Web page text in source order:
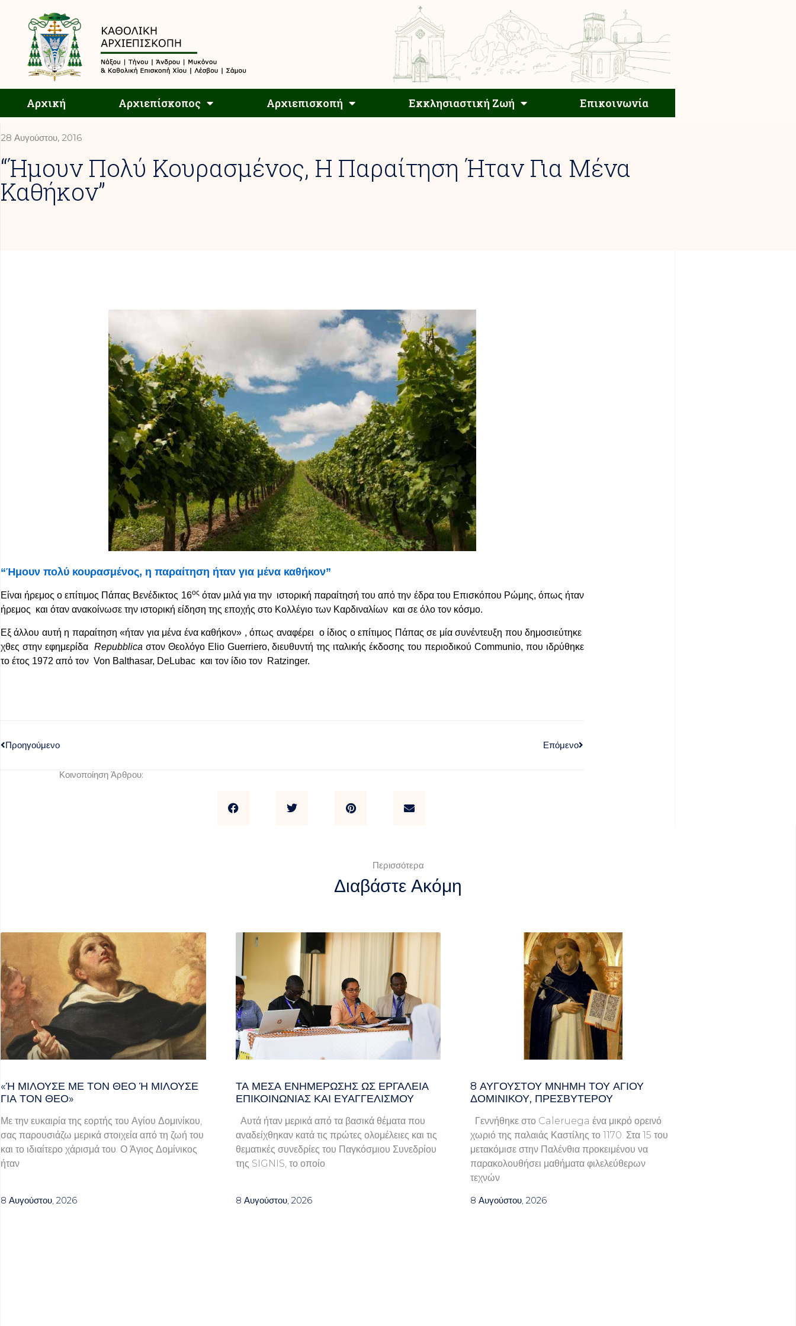
Αρχική Αρχιεπίσκοπος Αρχιεπισκοπή Εκκλησιαστική Ζωή Επικοινωνία
Αρχιεπισκοπή Εκκλησιαστική Ζωή Επικοινωνία
28 Αυγούστου, 2016
“Ήμουν Πολύ Κουρασμένος, Η Παραίτηση Ήταν Για Μένα
Καθήκον”
“Ήμουν πολύ κουρασμένος, η παραίτηση ήταν για μένα καθήκον”
Είναι ήρεμος ο επίτιμος Πάπας Βενέδικτος 16οςόταν μιλά για την ιστορική παραίτησή του από την έδρα του Επισκόπου Ρώμης, όπως ήταν
ήρεμος και όταν ανακοίνωσε την ιστορική είδηση της εποχής στο Κολλέγιο των Καρδιναλίων και σε όλο τον κόσμο.
Εξ άλλου αυτή η παραίτηση «ήταν για μένα ένα καθήκον» , όπως αναφέρει ο ίδιος ο επίτιμος Πάπας σε μία συνέντευξη που δημοσιεύτηκε
χθες στην εφημερίδα Repubblica στον Θεολόγο Elio Guerriero, διευθυντή της ιταλικής έκδοσης του περιοδικού Communio, που ιδρύθηκε
το έτος 1972 από τον Von Balthasar, DeLubac και τον ίδιο τον Ratzinger.
Προηγούμενο Επόμενο
Κοινοποίηση Άρθρου:
Περισσότερα
Διαβάστε Ακόμη
«Ή ΜΙΛΟΎΣΕ ΜΕ ΤΟΝ ΘΕΌ Ή ΜΙΛΟΎΣΕ ΓΙ
Α ΤΟΝ ΘΕΌ»
Με την ευκαιρία της εορτής του Αγίου Δομινίκου,
σας παρουσιάζω μερικά στοιχεία από τη ζωή του
και το ιδιαίτερο χάρισμά του. Ο Άγιος Δομίνικος
ήταν
8 Αυγούστου, 2026
ΤΑ ΜΈΣΑ ΕΝΗΜΈΡΩΣΗΣ ΩΣ ΕΡΓΑΛΕΊΑ
ΕΠΙΚΟΙΝΩΝΊΑΣ ΚΑΙ ΕΥΑΓΓΕΛΙΣΜΟΎ
Αυτά ήταν μερικά από τα βασικά θέματα που
αναδείχθηκαν κατά τις πρώτες ολομέλειες και τις
θεματικές συνεδρίες του Παγκόσμιου Συνεδρίου
της SIGNIS, το οποίο
8 Αυγούστου, 2026
8 ΑΥΓΟΥΣΤΟΥ ΜΝΗΜΗ ΤΟΥ ΑΓΙΟΥ
ΔΟΜΙΝΙΚΟΥ, ΠΡΕΣΒΥΤΕΡΟΥ
Γεννήθηκε στο Caleruega ένα μικρό ορεινό
χωριό της παλαιάς Καστίλης το 1170. Στα 15 του
μετακόμισε στην Παλένθια προκειμένου να
παρακολουθήσει μαθήματα φιλελεύθερων
τεχνών
8 Αυγούστου, 2026